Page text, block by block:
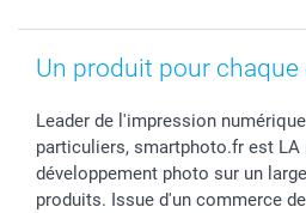
Un produit pour chaque
Leader de l'impression
particuliers, smartphoto.fr est LA
développement photo sur un
produits. Issue d'un commerce